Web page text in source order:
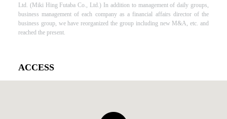
Ltd. (Miki Hing Futaba Co., Ltd.) In addition to management of daily groups,
business management of each company as a financial affairs director of the
business group, we have reorganized the group including new M&A, etc. and
reached the present.
ACCESS